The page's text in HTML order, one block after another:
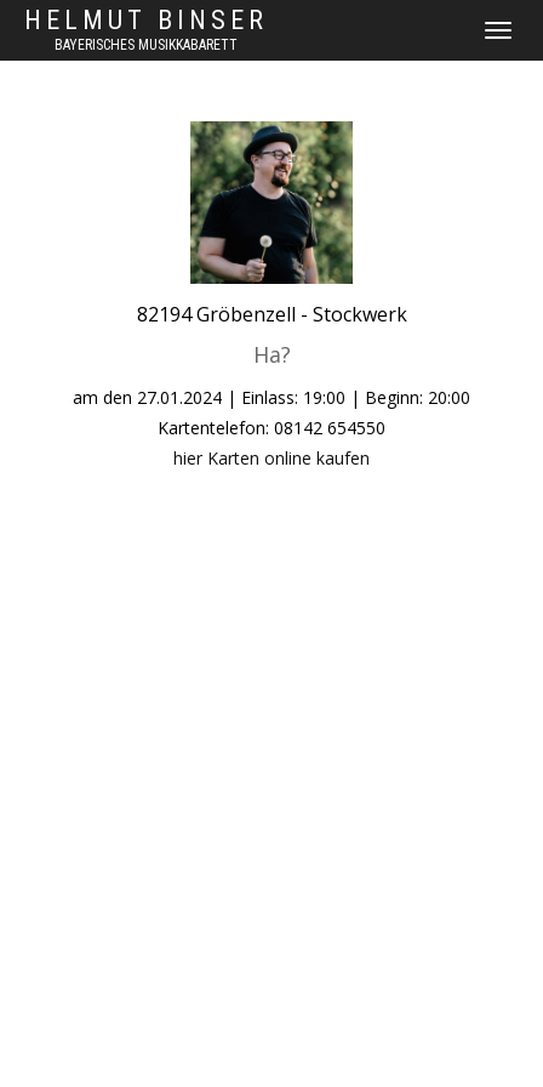
HELMUT BINSER
BAYERISCHES MUSIKKABARETT
82194 Gröbenzell - Stockwerk
Ha?
am den 27.01.2024 | Einlass: 19:00 | Beginn: 20:00
Kartentelefon: 08142 654550
hier Karten online kaufen